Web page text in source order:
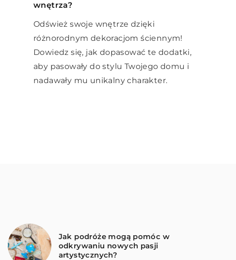
wędzeniem: odkryj nowe smaki i
aromaty
Odkryj sekrety domowego wędzenia i
poznaj techniki, które pozwolą Ci
stworzyć wyjątkowe smaki oraz
aromaty w Twojej kuchni. Dowiedz się,
wnętrza?
Odśwież swoje wnętrze dzięki
różnorodnym dekoracjom ściennym!
Dowiedz się, jak dopasować te dodatki,
aby pasowały do stylu Twojego domu i
nadawały mu unikalny charakter.
będziesz mógł się oderwać
Szukasz gier na PlayStation 4? Te tytuły
to już klasyka!
Jak podróże mogą pomóc w
odkrywaniu nowych pasji
artystycznych?